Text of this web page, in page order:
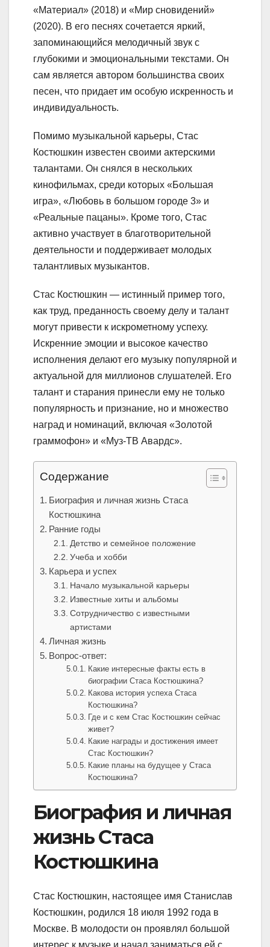
«Материал» (2018) и «Мир сновидений»
(2020). В его песнях сочетается яркий,
запоминающийся мелодичный звук с
глубокими и эмоциональными текстами. Он
сам является автором большинства своих
песен, что придает им особую искренность и
индивидуальность.
Помимо музыкальной карьеры, Стас
Костюшкин известен своими актерскими
талантами. Он снялся в нескольких
кинофильмах, среди которых «Большая
игра», «Любовь в большом городе 3» и
«Реальные пацаны». Кроме того, Стас
активно участвует в благотворительной
деятельности и поддерживает молодых
талантливых музыкантов.
Стас Костюшкин — истинный пример того,
как труд, преданность своему делу и талант
могут привести к искрометному успеху.
Искренние эмоции и высокое качество
исполнения делают его музыку популярной и
актуальной для миллионов слушателей. Его
талант и старания принесли ему не только
популярность и признание, но и множество
наград и номинаций, включая «Золотой
граммофон» и «Муз-ТВ Авардс».
Содержание
Биография и личная жизнь Стаса
Костюшкина
Ранние годы
Детство и семейное положение
Учеба и хобби
Карьера и успех
Начало музыкальной карьеры
Известные хиты и альбомы
Сотрудничество с известными
артистами
Личная жизнь
Вопрос-ответ:
Какие интересные факты есть в
биографии Стаса Костюшкина?
Какова история успеха Стаса
Костюшкина?
Где и с кем Стас Костюшкин сейчас
живет?
Какие награды и достижения имеет
Стас Костюшкин?
Какие планы на будущее у Стаса
Костюшкина?
Биография и личная
жизнь Стаса
Костюшкина
Стас Костюшкин, настоящее имя Станислав
Костюшкин, родился 18 июля 1992 года в
Москве. В молодости он проявлял большой
интерес к музыке и начал заниматься ей с